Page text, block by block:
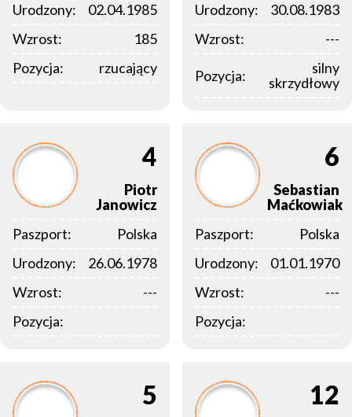
Urodzony:
02.04.1985
Wzrost:
185
Pozycja:
rzucający
Urodzony:
30.08.1983
Wzrost:
---
Pozycja:
silny
skrzydłowy
4
Piotr
Janowicz
Paszport:
Polska
Urodzony:
26.06.1978
Wzrost:
---
Pozycja:
6
Sebastian
Maćkowiak
Paszport:
Polska
Urodzony:
01.01.1970
Wzrost:
---
Pozycja:
5 12